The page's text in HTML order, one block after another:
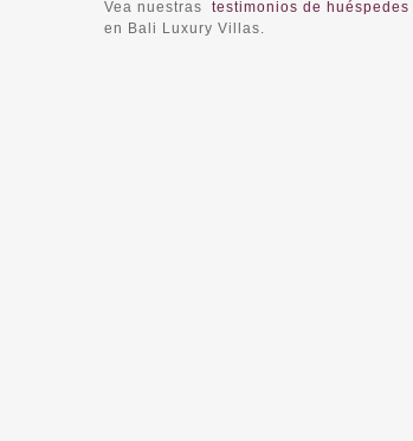
Vea nuestrastestimonios de huéspedes
en Bali Luxury Villas.